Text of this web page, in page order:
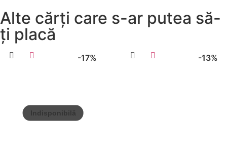
Alte cărți care s-ar putea să-
ți placă
-17% -13%